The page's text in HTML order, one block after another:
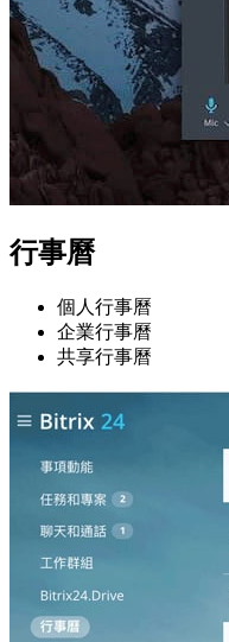
行事曆
個人行事曆
企業行事曆
共享行事曆